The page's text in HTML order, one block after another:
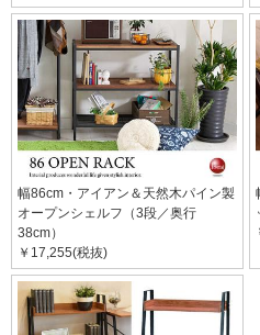
幅86cm・アイアン＆天然木パイン製
オープンシェルフ（3段／奥行
38cm）
￥17,255(税抜)